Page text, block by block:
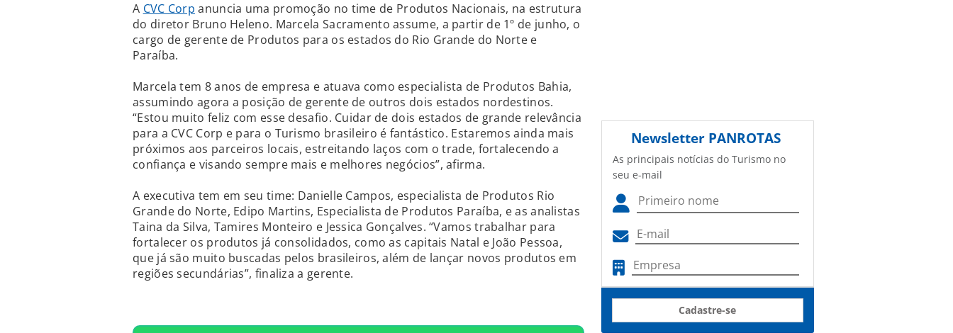
A CVC Corp anuncia uma promoção no time de Produtos Nacionais, na estrutura
do diretor Bruno Heleno. Marcela Sacramento assume, a partir de 1º de junho, o
cargo de gerente de Produtos para os estados do Rio Grande do Norte e
Paraíba.
Marcela tem 8 anos de empresa e atuava como especialista de Produtos Bahia,
assumindo agora a posição de gerente de outros dois estados nordestinos.
“Estou muito feliz com esse desafio. Cuidar de dois estados de grande relevância
para a CVC Corp e para o Turismo brasileiro é fantástico. Estaremos ainda mais
próximos aos parceiros locais, estreitando laços com o trade, fortalecendo a
confiança e visando sempre mais e melhores negócios”, afirma.
A executiva tem em seu time: Danielle Campos, especialista de Produtos Rio
Grande do Norte, Edipo Martins, Especialista de Produtos Paraíba, e as analistas
Taina da Silva, Tamires Monteiro e Jessica Gonçalves. “Vamos trabalhar para
fortalecer os produtos já consolidados, como as capitais Natal e João Pessoa,
que já são muito buscadas pelos brasileiros, além de lançar novos produtos em
regiões secundárias”, finaliza a gerente.
Newsletter PANROTAS
As principais notícias do Turismo no
seu e-mail
Cadastre-se